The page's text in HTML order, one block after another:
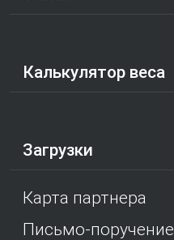
Калькулятор веса
Загрузки
Карта партнера
Письмо-поручение